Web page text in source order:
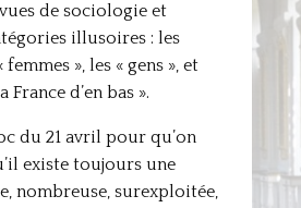
de sociologie et
illusoires : les
femmes », les « gens », et
France d’en bas ».
du 21 avril pour qu’on
existe toujours une
nombreuse, surexploitée,